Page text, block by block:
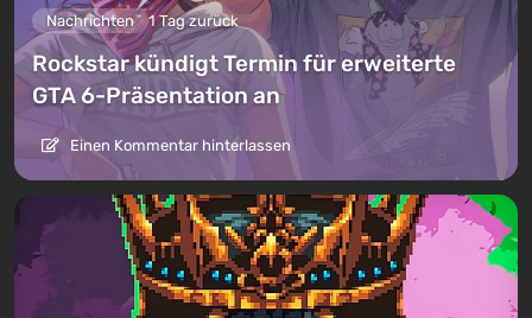
Nachrichten 1 Tag zurück
Rockstar kündigt Termin für erweiterte
GTA 6-Präsentation an
Einen Kommentar hinterlassen